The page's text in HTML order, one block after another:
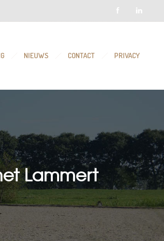
NIEUWS CONTACT PRIVACY
Lammert